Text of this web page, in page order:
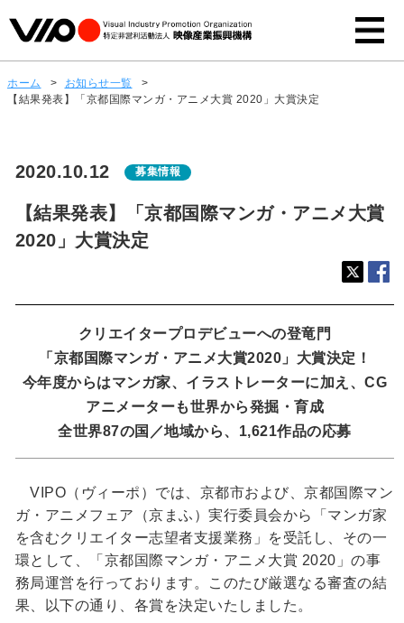
ホーム > お知らせ一覧
>
【結果発表】「京都国際マンガ・アニメ大賞 2020」大賞決定
2020.10.12 募集情報
【結果発表】「京都国際マンガ・アニメ大賞
2020」大賞決定
クリエイタープロデビューへの登竜門
「京都国際マンガ・アニメ大賞2020」大賞決定！
今年度からはマンガ家、イラストレーターに加え、CG
アニメーターも世界から発掘・育成
全世界87の国／地域から、1,621作品の応募
VIPO（ヴィーポ）では、京都市および、京都国際マン
ガ・アニメフェア（京まふ）実行委員会から「マンガ家
を含むクリエイター志望者支援業務」を受託し、その一
環として、「京都国際マンガ・アニメ大賞 2020」の事
務局運営を行っております。このたび厳選なる審査の結
果、以下の通り、各賞を決定いたしました。